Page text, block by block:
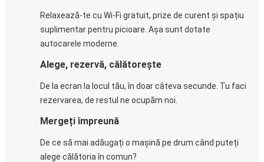
Relaxează-te cu Wi-Fi gratuit, prize de curent și spațiu
suplimentar pentru picioare. Așa sunt dotate
autocarele moderne.
Alege, rezervă, călătorește
De la ecran la locul tău, în doar câteva secunde. Tu faci
rezervarea, de restul ne ocupăm noi.
Mergeți împreună
De ce să mai adăugați o mașină pe drum când puteți
alege călătoria în comun?